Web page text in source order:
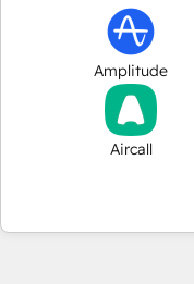
Amplitude
Aircall